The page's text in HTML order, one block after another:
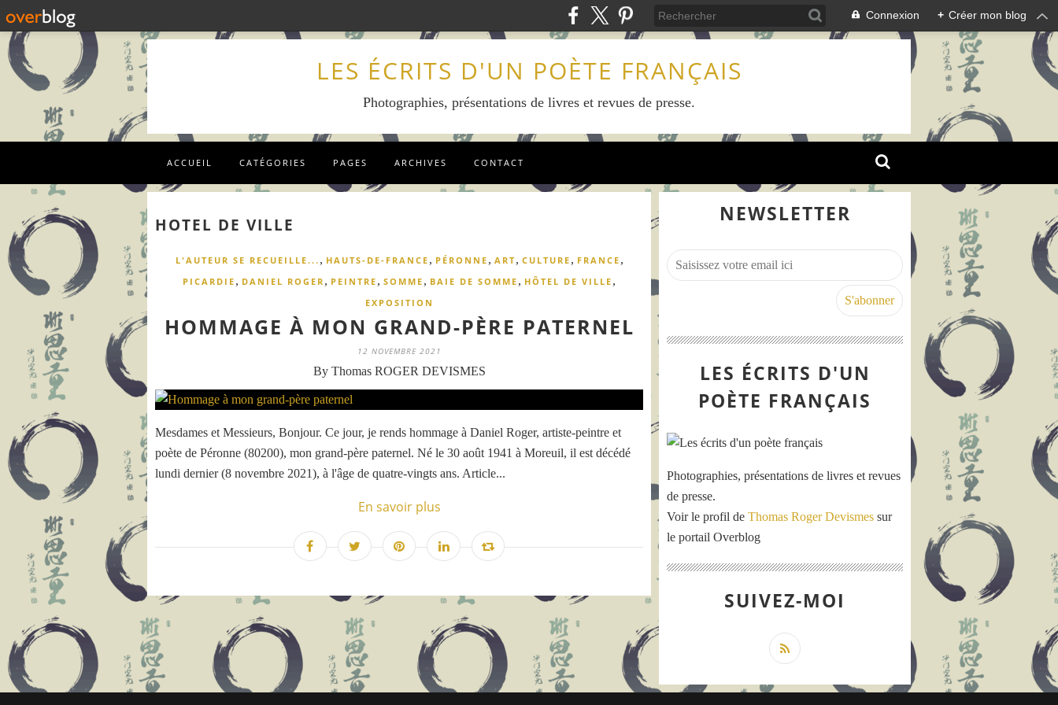
Connexion + Créer mon blog
LES ÉCRITS D'UN POÈTE FRANÇAIS
Photographies, présentations de livres et revues de presse.
ACCUEIL CATÉGORIES PAGES ARCHIVES CONTACT
HOTEL DE VILLE
L'AUTEUR SE RECUEILLE... , HAUTS-DE-FRANCE , PÉRONNE , ART, CULTURE , FRANCE ,
PICARDIE , DANIEL ROGER , PEINTRE , SOMME , BAIE DE SOMME , HÔTEL DE VILLE ,
EXPOSITION
HOMMAGE À MON GRAND-PÈRE PATERNEL
12 NOVEMBRE 2021
By Thomas ROGER DEVISMES
Mesdames et Messieurs, Bonjour. Ce jour, je rends hommage à Daniel Roger, artiste-peintre et
poète de Péronne (80200), mon grand-père paternel. Né le 30 août 1941 à Moreuil, il est décédé
lundi dernier (8 novembre 2021), à l'âge de quatre-vingts ans. Article...
En savoir plus
NEWSLETTER
LES ÉCRITS D'UN
POÈTE FRANÇAIS
Photographies, présentations de livres et revues
de presse.
Voir le profil de Thomas Roger Devismes sur
le portail Overblog
SUIVEZ-MOI